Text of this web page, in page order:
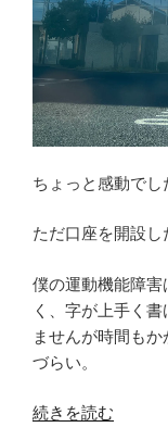
ちょっと感動でし
ただ口座を開設
僕の運動機能障
く、字が上手く
ませんが時間も
づらい。
“新
続きを読む